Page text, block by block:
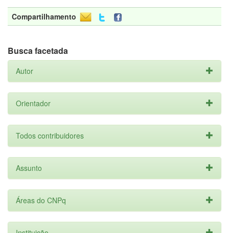
Compartilhamento
Busca facetada
Autor
Orientador
Todos contribuidores
Assunto
Áreas do CNPq